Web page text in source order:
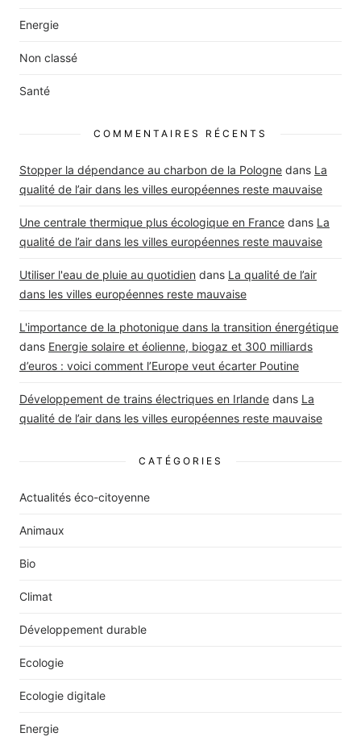
Energie
Non classé
Santé
COMMENTAIRES RÉCENTS
Stopper la dépendance au charbon de la Pologne dans La
qualité de l’air dans les villes européennes reste mauvaise
Une centrale thermique plus écologique en France dans La
qualité de l’air dans les villes européennes reste mauvaise
Utiliser l'eau de pluie au quotidien dans La qualité de l’air
dans les villes européennes reste mauvaise
L'importance de la photonique dans la transition énergétique
dans Energie solaire et éolienne, biogaz et 300 milliards
d’euros : voici comment l’Europe veut écarter Poutine
Développement de trains électriques en Irlande dans La
qualité de l’air dans les villes européennes reste mauvaise
CATÉGORIES
Actualités éco-citoyenne
Animaux
Bio
Climat
Développement durable
Ecologie
Ecologie digitale
Energie